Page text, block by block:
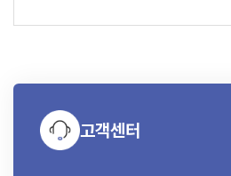
고객센터